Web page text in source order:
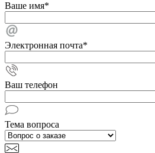
Ваше имя*
Электронная почта*
Ваш телефон
Тема вопроса